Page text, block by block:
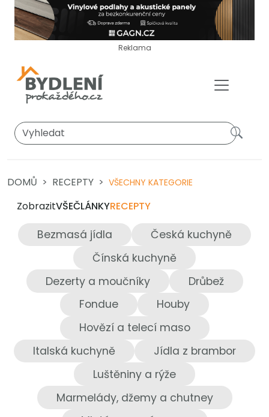
Reklama
DOMŮ RECEPTY VŠECHNY KATEGORIE
ZobrazitVŠEČLÁNKYRECEPTY
Bezmasá jídla
Česká kuchyně
Čínská kuchyně
Dezerty a moučníky
Drůbež
Fondue
Houby
Hovězí a telecí maso
Italská kuchyně
Jídla z brambor
Luštěniny a rýže
Marmelády, džemy a chutney